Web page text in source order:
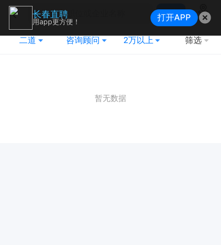
搜索
地图
二道 咨询顾问 2万以上 筛选
暂无数据
长春直聘
用app更方便！ 打开APP